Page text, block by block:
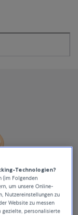
Technologien?
(im Folgenden
um unsere Online-
Nutzereinstellungen zu
Website zu messen
personalisierte